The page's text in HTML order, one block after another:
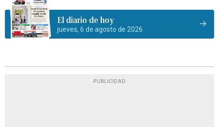
El diario de hoy
jueves, 6 de agosto de 2026
PUBLICIDAD